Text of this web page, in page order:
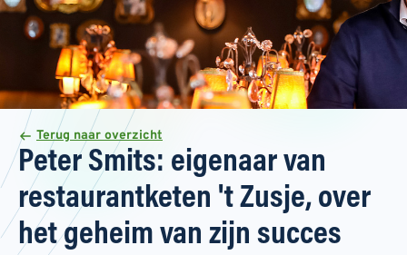
Terug naar overzicht
Peter Smits: eigenaar van
restaurantketen 't Zusje, over
het geheim van zijn succes